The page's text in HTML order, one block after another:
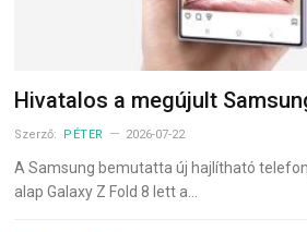
Hivatalos a megújult
Szerző: PÉTER 2026-07-22
A Samsung bemutatta új hajlítható
alap Galaxy Z Fold 8 lett a…